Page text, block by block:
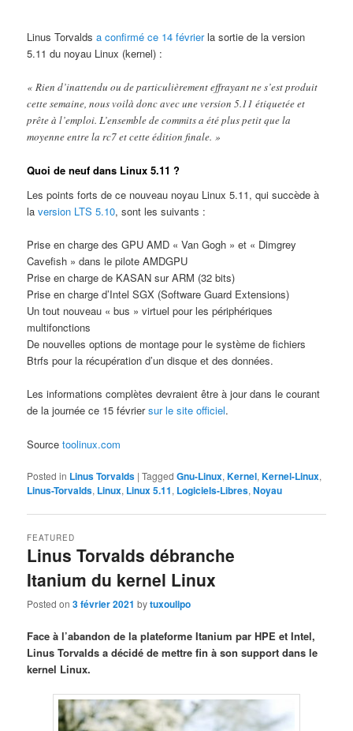
Linus Torvaldsa confirmé ce 14 févrierla sortie de la version
5.11 du noyau Linux (kernel) :
« Rien d’inattendu ou de particulièrement effrayant ne s’est produit
cette semaine, nous voilà donc avec une version 5.11 étiquetée et
prête à l’emploi. L’ensemble de commits a été plus petit que la
moyenne entre la rc7 et cette édition finale. »
Quoi de neuf dans Linux 5.11 ?
Les points forts de ce nouveau noyau Linux 5.11, qui succède à
laversion LTS 5.10, sont les suivants :
Prise en charge des GPU AMD « Van Gogh » et « Dimgrey
Cavefish » dans le pilote AMDGPU
Prise en charge de KASAN sur ARM (32 bits)
Prise en charge d’Intel SGX (Software Guard Extensions)
Un tout nouveau « bus » virtuel pour les périphériques
multifonctions
De nouvelles options de montage pour le système de fichiers
Btrfs pour la récupération d’un disque et des données.
Les informations complètes devraient être à jour dans le courant
de la journée ce 15 févriersur le site officiel.
Sourcetoolinux.com
Posted in Linus Torvalds |Tagged Gnu-Linux,Kernel,Kernel-Linux,
Linus-Torvalds, Linux, Linux 5.11, Logiciels-Libres,Noyau
Linus Torvalds débranche
Itanium du kernel Linux
FEATURED
Posted on3 février 2021 bytuxoulipo
Face à l’abandon de la plateforme Itanium par HPE et Intel,
Linus Torvalds a décidé de mettre fin à son support dans le
kernel Linux.